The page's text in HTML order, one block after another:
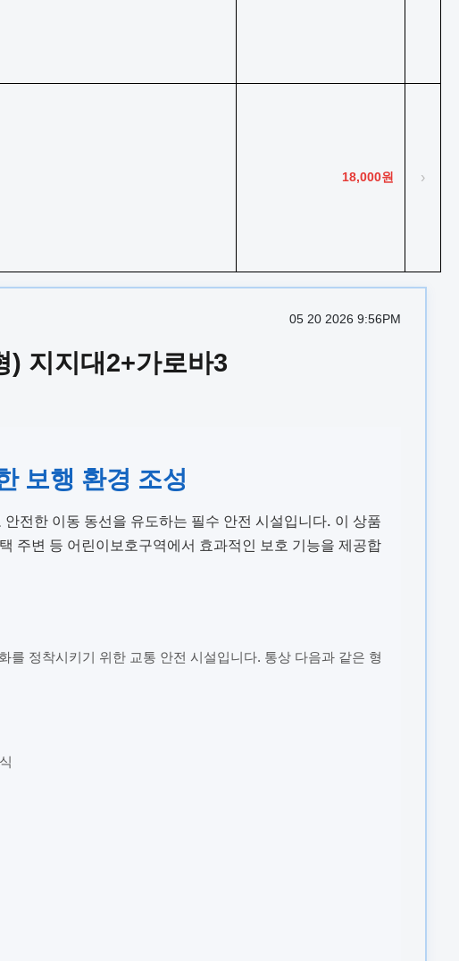
18,000원 ›
05 20 2026 9:56PM
) 지지대2+가로바3
보행 환경 조성
전한 이동 동선을 유도하는 필수 안전 시설입니다. 이 상품
주변 등 어린이보호구역에서 효과적인 보호 기능을 제공합
정착시키기 위한 교통 안전 시설입니다. 통상 다음과 같은 형